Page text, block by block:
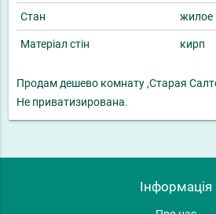
Стан жилое
Матеріал стін кирп
Продам дешево комнату ,Старая
Не приватизирована.
Інформація